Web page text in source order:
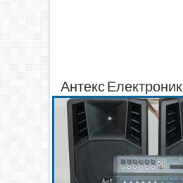
Антекс Електроник